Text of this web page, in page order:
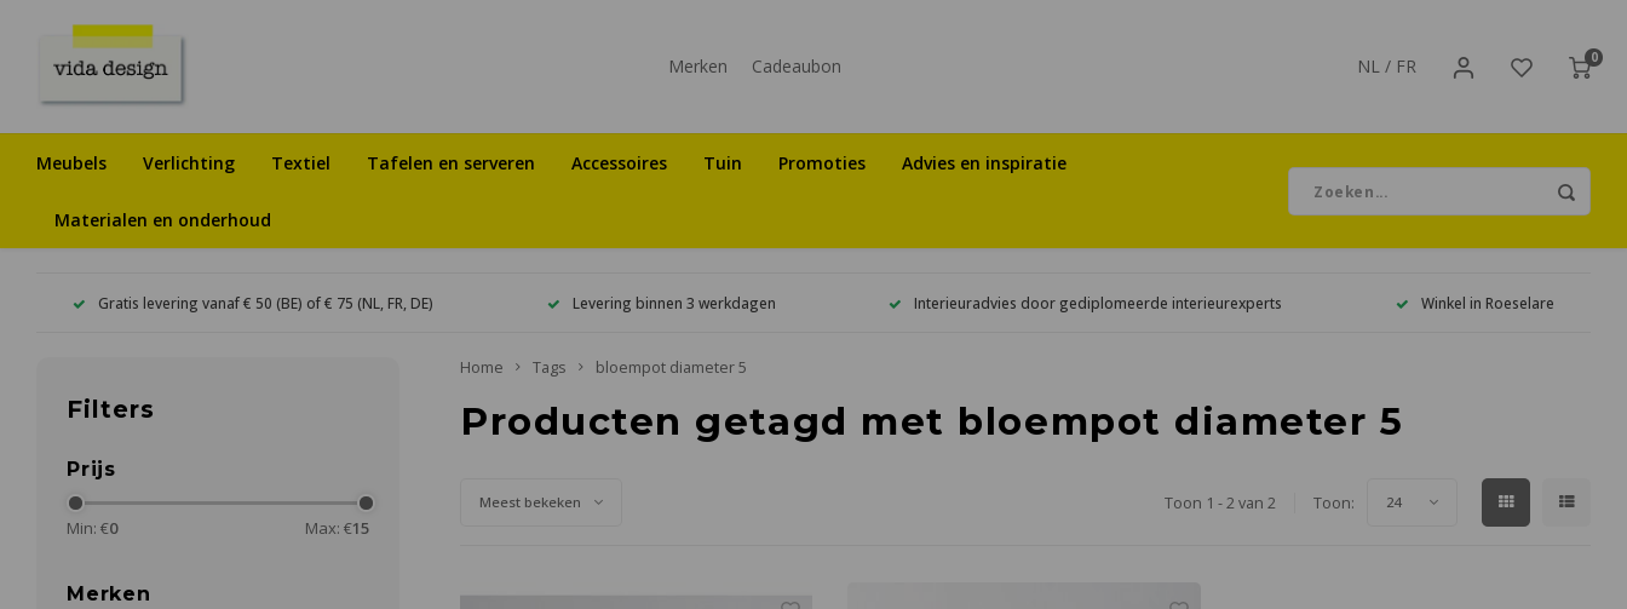
Merken Cadeaubon NL / FR 0
Meubels Verlichting Textiel Tafelen en serveren Accessoires Tuin Promoties Advies en inspiratie
Materialen en onderhoud
Gratis levering vanaf € 50 (BE) of € 75 (NL, FR, DE) Levering binnen 3 werkdagen Interieuradvies door gediplomeerde interieurexperts Winkel in Roeselare
Filters
Prijs
Min: €0 Max: €15
Merken
Home Tags bloempot diameter 5
Producten getagd met bloempot diameter 5
Meest bekeken Toon 1 - 2 van 2 Toon: 24